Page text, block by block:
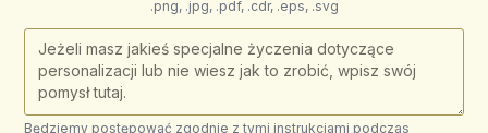
.png, .jpg, .pdf, .cdr, .eps, .svg
Będziemy postępować zgodnie z tymi instrukcjami podczas